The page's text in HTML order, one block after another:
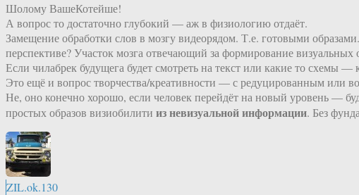
Шолому ВашеКотейше!
А вопрос то достаточно глубокий — аж в физиологию отдаёт.
Замещение обработки слов в мозгу видеорядом. Т.е. готовыми
перспективе? Участок мозга отвечающий за формирование визуальных
Если чилабрек будущега будет смотреть на текст или какие то схемы
Это ещё и вопрос творчества/креативности — с редуцированным или
Не, оно конечно хорошо, если человек перейдёт на новый уровень —
простых образов визиобилити из невизуальной информации. Без
ZIL.ok.130